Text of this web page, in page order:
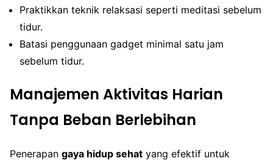
Praktikkan teknik relaksasi seperti meditasi sebelum
tidur.
Batasi penggunaan gadget minimal satu jam
sebelum tidur.
Manajemen Aktivitas Harian
Tanpa Beban Berlebihan
Penerapan gaya hidup sehat yang efektif untuk